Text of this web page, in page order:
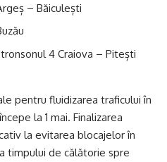
– Băiculești
4 Craiova – Pitești
pentru fluidizarea traficului în
la 1 mai. Finalizarea
la evitarea blocajelor în
timpului de călătorie spre